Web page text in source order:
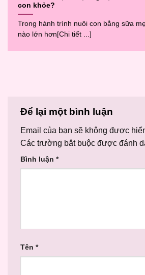
con khỏe?
Trong hành trình nuôi con bằng sữa
nào lớn hơn[Chi tiết ...]
Để lại một bình luận
Email của bạn sẽ không được
Các trường bắt buộc được đánh
Bình luận *
Tên *